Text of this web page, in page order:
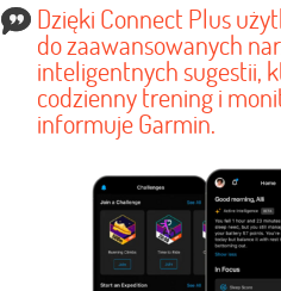
Dzięki Connect Plus
do zaawansowanych
inteligentnych sugestii,
codzienny trening i
informuje Garmin.